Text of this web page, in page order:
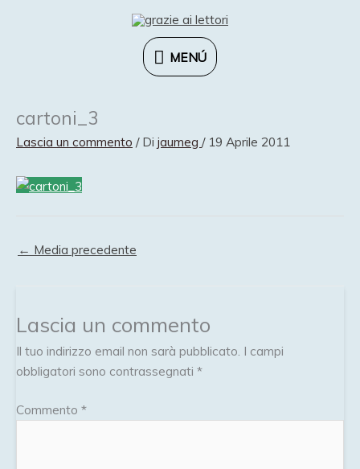
MENÚ
MENÚ
cartoni_3
Lascia un commento / Di jaumeg / 19 Aprile 2011
← Media precedente
Lascia un commento
Il tuo indirizzo email non sarà pubblicato. I campi
obbligatori sono contrassegnati *
Commento *